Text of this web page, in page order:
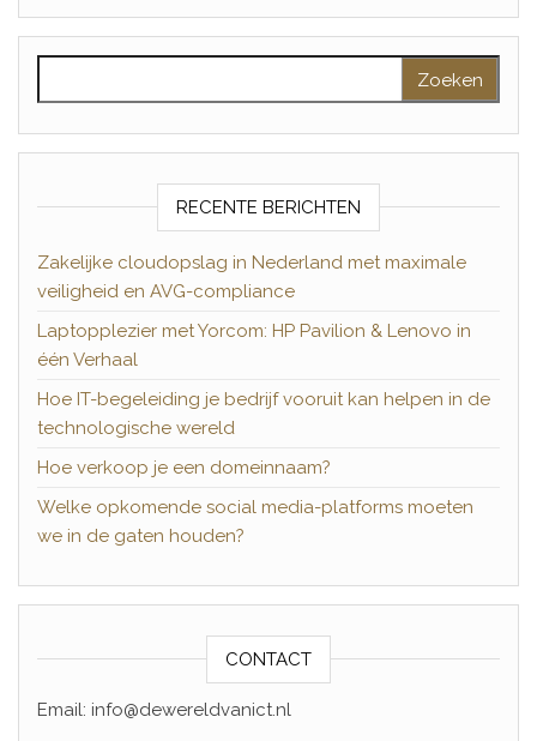
RECENTE BERICHTEN
Zakelijke cloudopslag in Nederland met maximale
veiligheid en AVG-compliance
Laptopplezier met Yorcom: HP Pavilion & Lenovo in
één Verhaal
Hoe IT-begeleiding je bedrijf vooruit kan helpen in de
technologische wereld
Hoe verkoop je een domeinnaam?
Welke opkomende social media-platforms moeten
we in de gaten houden?
CONTACT
Email: info@dewereldvanict.nl